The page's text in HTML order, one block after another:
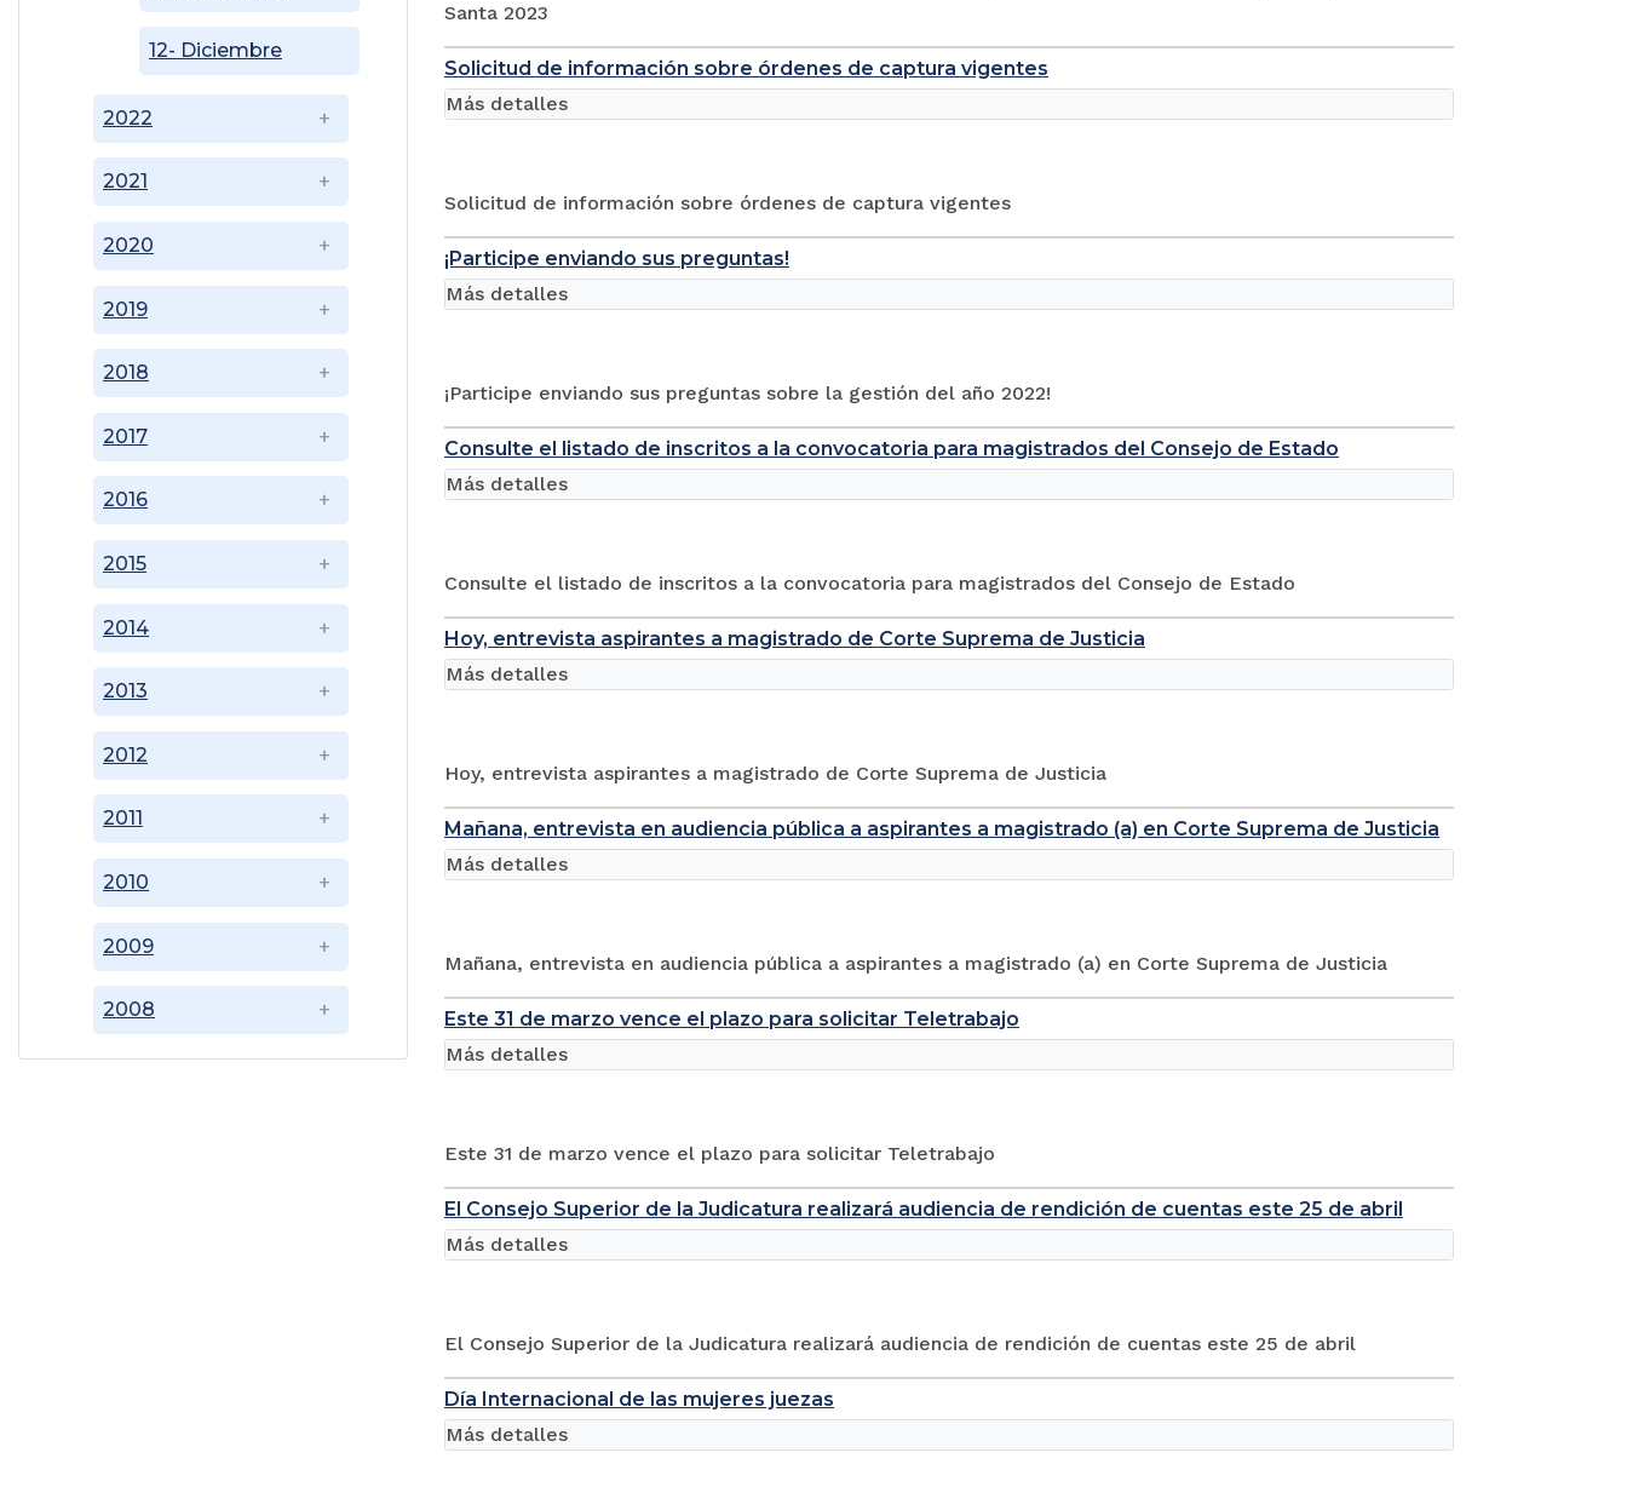
2008
2009
2010
2011
2012
2013
2014
2015
2016
2017
2018
2019
2020
2021
2022
12- Diciembre
Santa 2023
Solicitud de información sobre órdenes de captura vigentes
Solicitud de información sobre órdenes de captura vigentes
Más detalles
¡Participe enviando sus preguntas!
¡Participe enviando sus preguntas sobre la gestión del año 2022!
Más detalles
Consulte el listado de inscritos a la convocatoria para magistrados del Consejo de Estado
Consulte el listado de inscritos a la convocatoria para magistrados del Consejo de Estado
Más detalles
Hoy, entrevista aspirantes a magistrado de Corte Suprema de Justicia
Hoy, entrevista aspirantes a magistrado de Corte Suprema de Justicia
Más detalles
Mañana, entrevista en audiencia pública a aspirantes a magistrado (a) en Corte Suprema de Justicia
Mañana, entrevista en audiencia pública a aspirantes a magistrado (a) en Corte Suprema de Justicia
Más detalles
Este 31 de marzo vence el plazo para solicitar Teletrabajo
Este 31 de marzo vence el plazo para solicitar Teletrabajo
Más detalles
El Consejo Superior de la Judicatura realizará audiencia de rendición de cuentas este 25 de abril
El Consejo Superior de la Judicatura realizará audiencia de rendición de cuentas este 25 de abril
Más detalles
Día Internacional de las mujeres juezas
Más detalles